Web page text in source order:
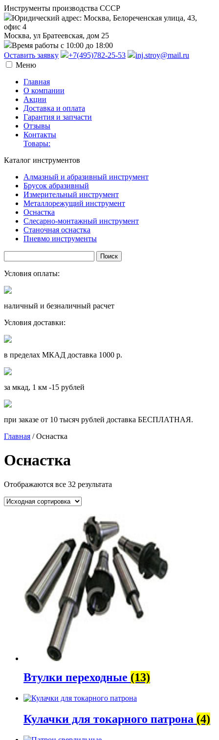
Инструменты производства СССР
Юридический адрес: Москва, Белореченская улица, 43,
офис 4
Москва, ул Братеевская, дом 25
Время работы с 10:00 до 18:00
Оставить заявку
+7(495)782-25-53
inj.stroy@mail.ru
Меню
Главная
О компании
Акции
Доставка и оплата
Гарантия и запчасти
Отзывы
Контакты
Товары:
Каталог инструментов
Алмазный и абразивный инструмент
Брусок абразивный
Измерительный инструмент
Металлорежущий инструмент
Оснастка
Слесарно-монтажный инструмент
Станочная оснастка
Пневмо инструменты
Условия оплаты:
наличный и безналичный расчет
Условия доставки:
в пределах МКАД доставка 1000 р.
за мкад, 1 км -15 рублей
при заказе от 10 тысяч рублей доставка БЕСПЛАТНАЯ.
Главная / Оснастка
Оснастка
Отображаются все 32 результата
Втулки переходные (13)
Кулачки для токарного патрона (4)